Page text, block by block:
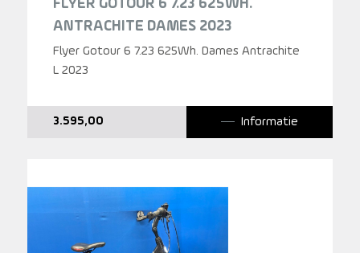
FLYER GOTOUR 6 7.23 625WH.
ANTRACHITE DAMES 2023
Flyer Gotour 6 7.23 625Wh. Dames Antrachite
L 2023
3.595,00 Informatie